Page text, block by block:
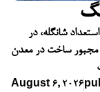
شانگله، در
فقر او را مجبور ساخت در معدن
August 6, 2026